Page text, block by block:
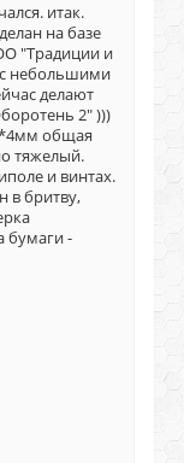
итак.
на базе
"Традиции и
небольшими
делают
2" )))
общая
тяжелый.
и винтах.
в бритву,
бумаги -